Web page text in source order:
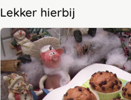
Lekker hierbij